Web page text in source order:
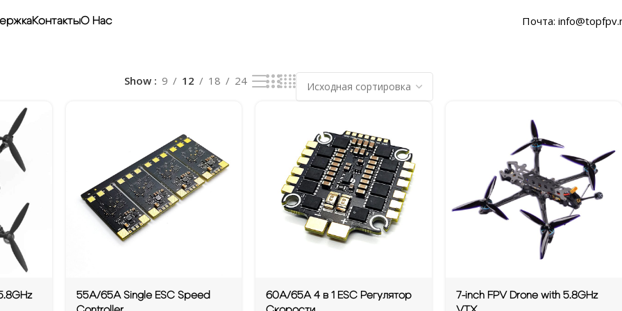
КонтактыО Нас
Почта:
Show 9 12 18 24
55A/65A Single ESC Speed
60A/65A 4 в 1 ESC Регулятор
7-inch FPV Drone with 5.8GHz